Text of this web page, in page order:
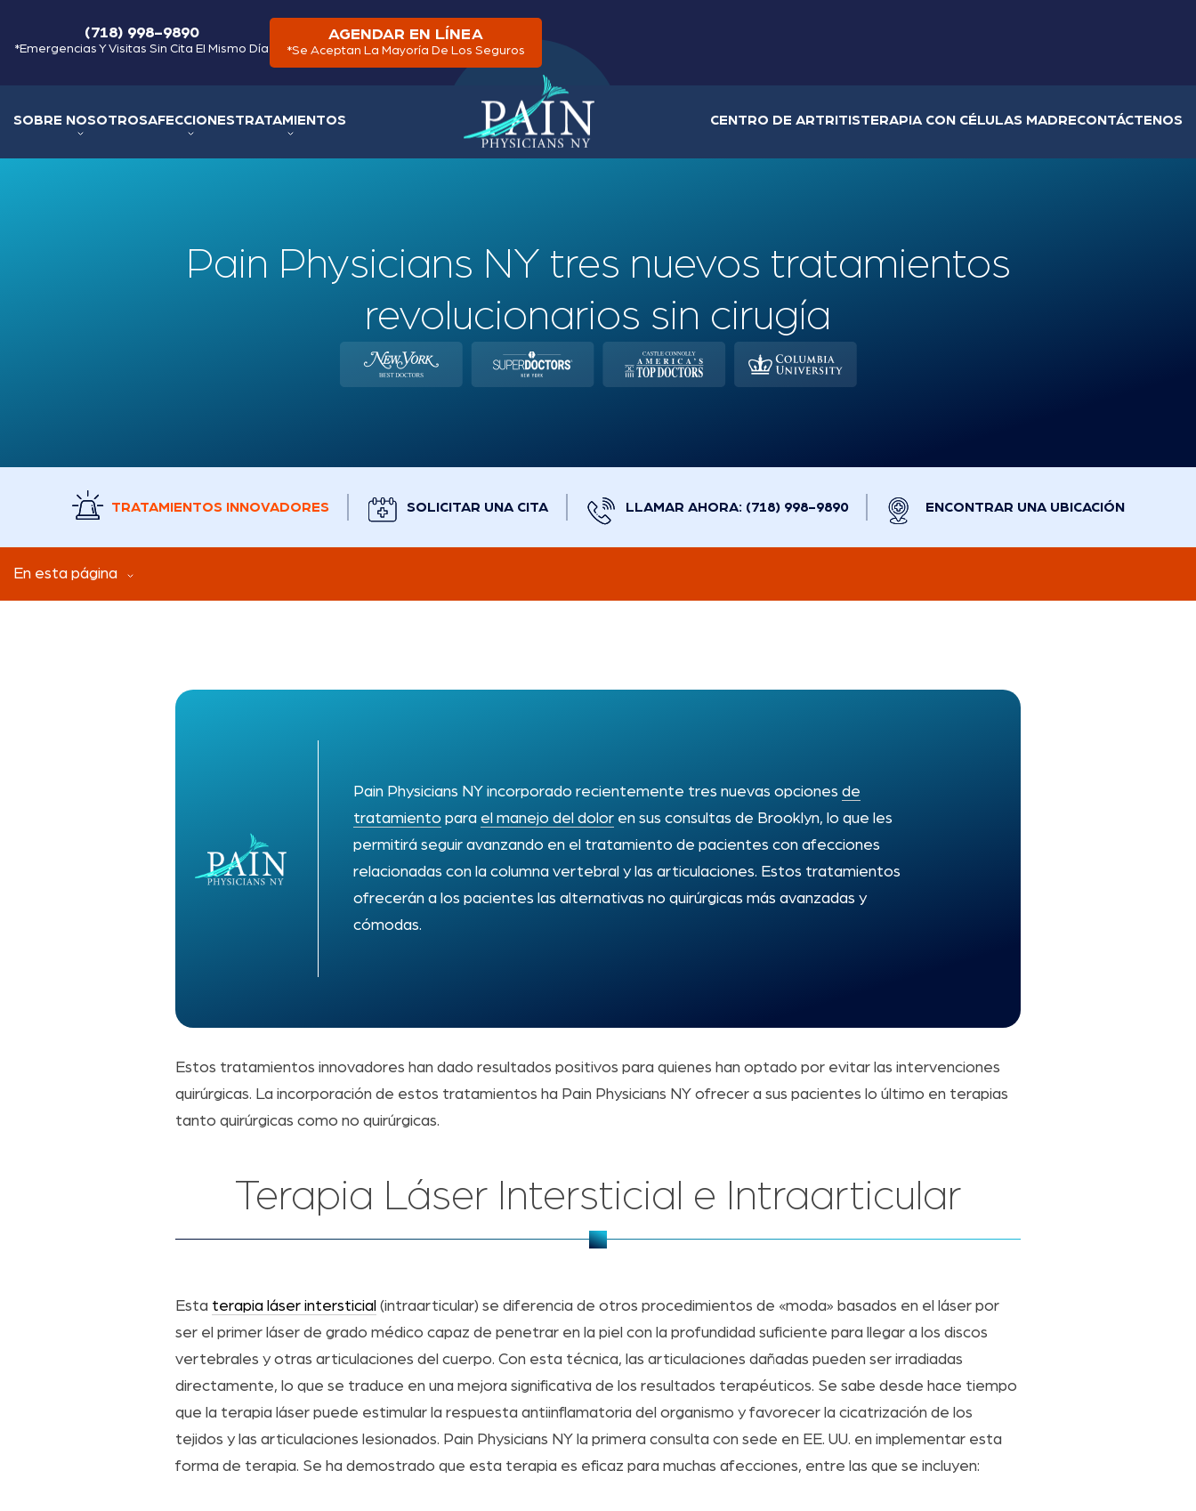
(718) 998-9890
*Emergencias Y Visitas Sin Cita El Mismo Día
AGENDAR EN LÍNEA
*Se Aceptan La Mayoría De Los Seguros
SOBRE NOSOTROSAFECCIONESTRATAMIENTOS CENTRO DE ARTRITISTERAPIA CON CÉLULAS MADRECONTÁCTENOS
Pain Physicians NY tres nuevos tratamientos
revolucionarios sin cirugía
TRATAMIENTOS INNOVADORES SOLICITAR UNA CITA LLAMAR AHORA: (718) 998-9890 ENCONTRAR UNA UBICACIÓN
En esta página
Pain Physicians NY incorporado recientemente tres nuevas opciones de
tratamiento para el manejo del dolor en sus consultas de Brooklyn, lo que les
permitirá seguir avanzando en el tratamiento de pacientes con afecciones
relacionadas con la columna vertebral y las articulaciones. Estos tratamientos
ofrecerán a los pacientes las alternativas no quirúrgicas más avanzadas y
cómodas.
Estos tratamientos innovadores han dado resultados positivos para quienes han optado por evitar las intervenciones
quirúrgicas. La incorporación de estos tratamientos ha Pain Physicians NY ofrecer a sus pacientes lo último en terapias
tanto quirúrgicas como no quirúrgicas.
Terapia Láser Intersticial e Intraarticular
Esta terapia láser intersticial (intraarticular) se diferencia de otros procedimientos de «moda» basados en el láser por
ser el primer láser de grado médico capaz de penetrar en la piel con la profundidad suficiente para llegar a los discos
vertebrales y otras articulaciones del cuerpo. Con esta técnica, las articulaciones dañadas pueden ser irradiadas
directamente, lo que se traduce en una mejora significativa de los resultados terapéuticos. Se sabe desde hace tiempo
que la terapia láser puede estimular la respuesta antiinflamatoria del organismo y favorecer la cicatrización de los
tejidos y las articulaciones lesionados. Pain Physicians NY la primera consulta con sede en EE. UU. en implementar esta
forma de terapia. Se ha demostrado que esta terapia es eficaz para muchas afecciones, entre las que se incluyen: